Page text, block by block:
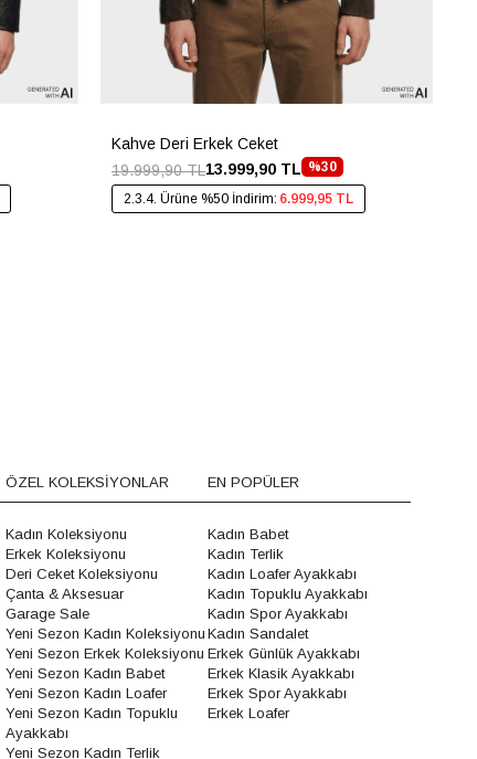
Kahve Deri Erkek Ceket
%30
13.999,90 TL
19.999,90 TL
2.3.4. Ürüne %50 İndirim: 6.999,95 TL
ÖZEL KOLEKSİYONLAR
Kadın Koleksiyonu
Erkek Koleksiyonu
Deri Ceket Koleksiyonu
Çanta & Aksesuar
Garage Sale
Yeni Sezon Kadın Koleksiyonu
Yeni Sezon Erkek Koleksiyonu
Yeni Sezon Kadın Babet
Yeni Sezon Kadın Loafer
Yeni Sezon Kadın Topuklu
Ayakkabı
Yeni Sezon Kadın Terlik
EN POPÜLER
Kadın Babet
Kadın Terlik
Kadın Loafer Ayakkabı
Kadın Topuklu Ayakkabı
Kadın Spor Ayakkabı
Kadın Sandalet
Erkek Günlük Ayakkabı
Erkek Klasik Ayakkabı
Erkek Spor Ayakkabı
Erkek Loafer